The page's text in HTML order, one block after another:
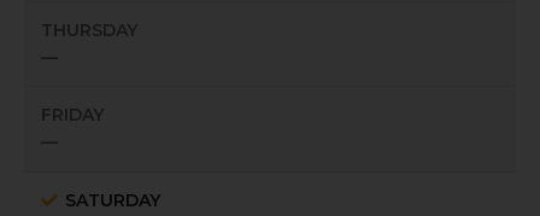
THURSDAY
—
FRIDAY
—
SATURDAY